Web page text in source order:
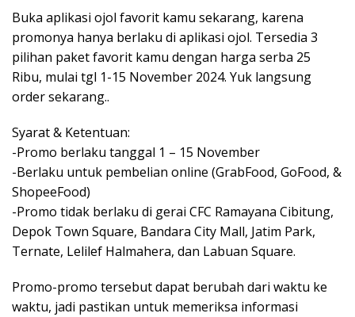
Buka aplikasi ojol favorit kamu sekarang, karena
promonya hanya berlaku di aplikasi ojol. Tersedia 3
pilihan paket favorit kamu dengan harga serba 25
Ribu, mulai tgl 1-15 November 2024. Yuk langsung
order sekarang..
Syarat & Ketentuan:
-Promo berlaku tanggal 1 – 15 November
-Berlaku untuk pembelian online (GrabFood, GoFood, &
ShopeeFood)
-Promo tidak berlaku di gerai CFC Ramayana Cibitung,
Depok Town Square, Bandara City Mall, Jatim Park,
Ternate, Lelilef Halmahera, dan Labuan Square.
Promo-promo tersebut dapat berubah dari waktu ke
waktu, jadi pastikan untuk memeriksa informasi